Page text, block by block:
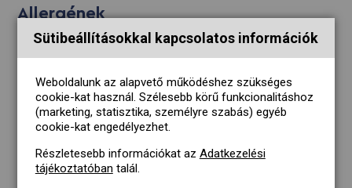
Allergének
Tippek
Inkább rázogassuk a szardíniás serpenyőt, vigyázzunk,
hogy ne essen szét a hal.
Sütibeállításokkal kapcsolatos információk
Weboldalunk az alapvető működéshez szükséges
cookie-kat használ. Szélesebb körű funkcionalitáshoz
(marketing, statisztika, személyre szabás) egyéb
cookie-kat engedélyezhet.
Részletesebb információkat az Adatkezelési
tájékoztatóban talál.